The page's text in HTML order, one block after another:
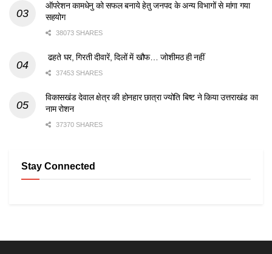
ऑपरेशन कामधेनु को सफल बनाये हेतु जनपद के अन्य विभागों से मांगा गया
सहयोग
38073 SHARES
ढहते घर, गिरती दीवारें, दिलों में खौफ… जोशीमठ ही नहीं
37453 SHARES
विकासखंड देवाल क्षेत्र की होनहार छात्रा ज्योति बिष्ट ने किया उत्तराखंड का
नाम रोशन
37370 SHARES
Stay Connected